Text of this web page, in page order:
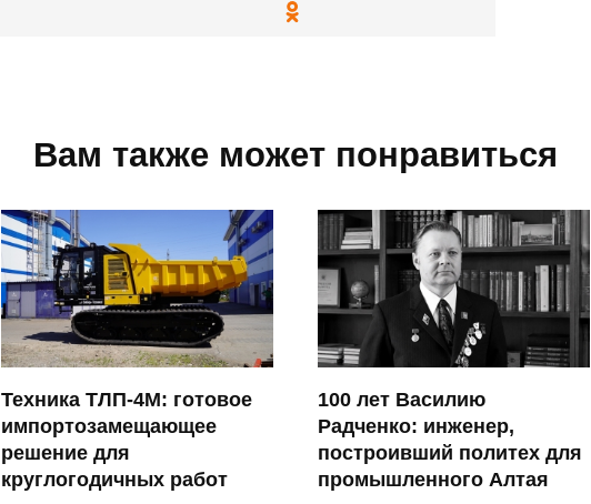
Вам также может понравиться
Техника ТЛП-4М: готовое
импортозамещающее
решение для
круглогодичных работ
100 лет Василию
Радченко: инженер,
построивший политех для
промышленного Алтая